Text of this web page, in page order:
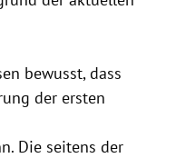
bewusst, dass
der ersten
Die seitens der